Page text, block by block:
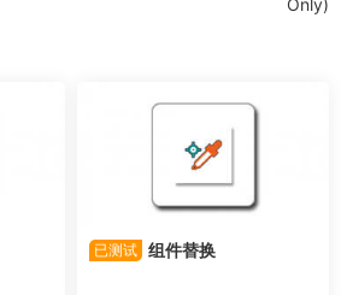
Only)
已测试 组件替换